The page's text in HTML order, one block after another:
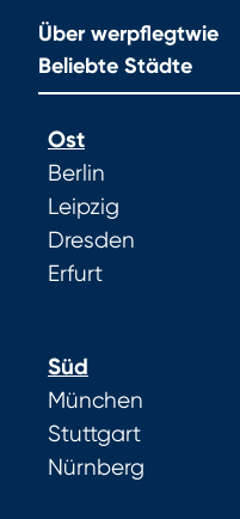
Über werpflegtwie
Beliebte Städte
Ost
Berlin
Leipzig
Dresden
Erfurt
Süd
München
Stuttgart
Nürnberg